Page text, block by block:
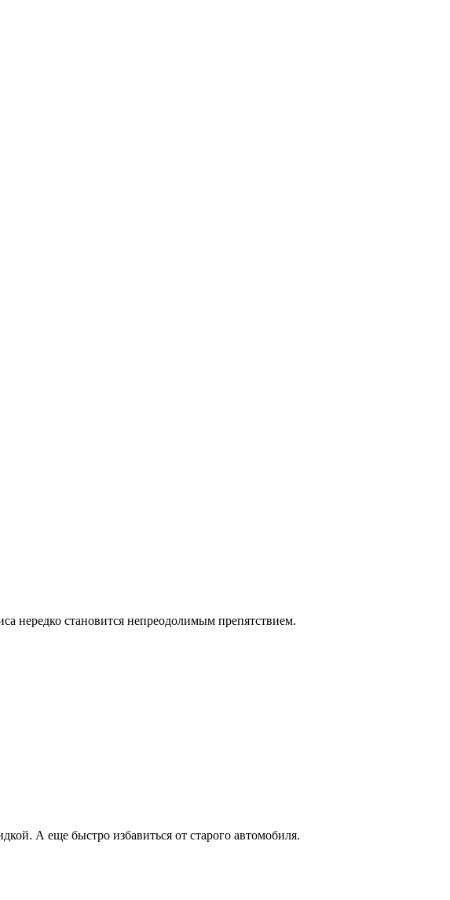
нередко становится непреодолимым препятствием.
А еще быстро избавиться от старого автомобиля.